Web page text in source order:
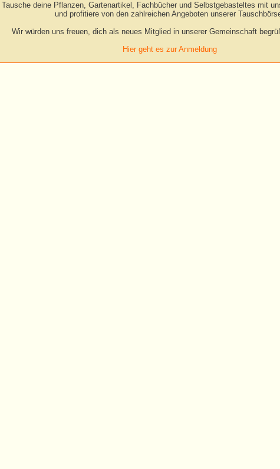
Tausche deine Pflanzen, Gartenartikel, Fachbücher und Selbstgebasteltes mit
und profitiere von den zahlreichen Angeboten unserer
Wir würden uns freuen, dich als neues Mitglied in unserer Gemeinschaft
Hier geht es zur Anmeldung